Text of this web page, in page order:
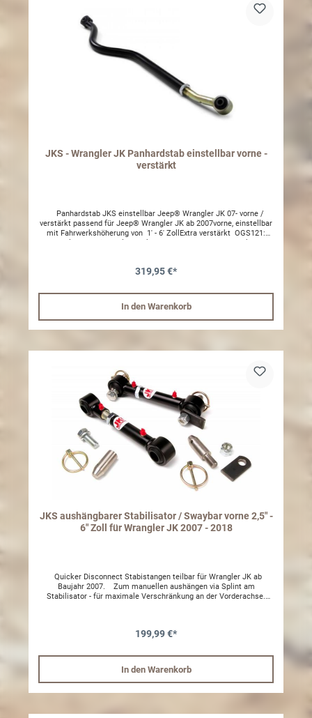
JKS - Wrangler JK Panhardstab einstellbar vorne -
verstärkt
Panhardstab JKS einstellbar Jeep® Wrangler JK 07- vorne /
verstärkt passend für Jeep® Wrangler JK ab 2007vorne, einstellbar
mit Fahrwerkshöherung von 1' - 6' ZollExtra verstärkt OGS121:
Zinc plated; Bolt-on; EachThe trackbar controls lateral movement of
sides of the vehicle with flexible mounting points to accommodate
suspension travel. Unfortunately, the fixed length of the OE trackbar
won't accommodate ride height adjustments. Changing the
distance between mounting points forces the axle housing out of
alignment with the rest of the vehicle. Unless corrected, this
steering components, create alignment problems, and prevent
replacement for original fixed length panhard rod Variable length
design properly aligns axle housing with chassis and prevents
undue stress on related components Fine adjustment threads
enable ultra precise axle positioning Extremely strong DOM tube
construction utilizes OE bends for correct geometry and clearance
Premium grade rubber bushings ensure long-lasting comfort and
quietness Zinc plated and powder coated for protection from
corrosion and debris Requires 1.0 to 6.0 in. suspension lift. Not
compatible with right hand drive vehicles. Not compatible with
frame-mounted track bar drop brackets.
319,95 €*
In den Warenkorb
JKS aushängbarer Stabilisator / Swaybar vorne 2,5" -
6" Zoll für Wrangler JK 2007 - 2018
Quicker Disconnect Stabistangen teilbar für Wrangler JK ab
Baujahr 2007. Zum manuellen aushängen via Splint am
Stabilisator - für maximale Verschränkung an der Vorderachse.
199,99 €*
In den Warenkorb